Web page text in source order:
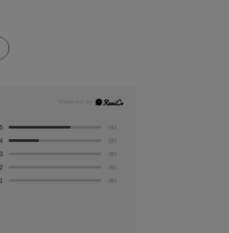
5 (4)
4 (2)
3 (0)
2 (0)
1 (0)